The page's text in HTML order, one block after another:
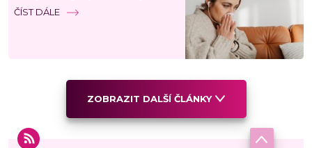
ČÍST DÁLE
ZOBRAZIT DALŠÍ ČLÁNKY